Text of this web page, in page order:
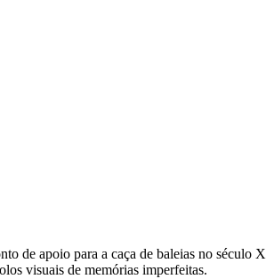
de apoio para a caça de baleias no século
visuais de memórias imperfeitas.